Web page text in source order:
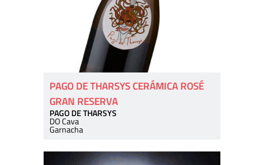
PAGO DE THARSYS CERÁMICA ROSÉ
GRAN RESERVA
PAGO DE THARSYS
DO Cava
Garnacha